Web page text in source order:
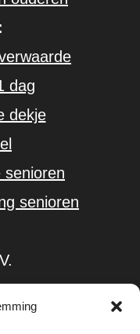
dag
dekje
senioren
senioren